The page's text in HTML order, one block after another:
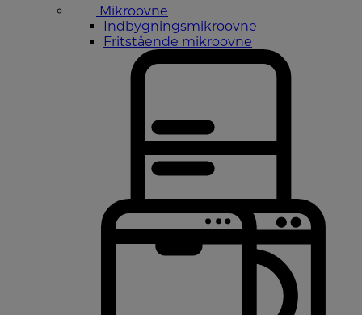
Mikroovne
Indbygningsmikroovne
Fritstående mikroovne